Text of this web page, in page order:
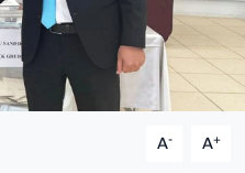
A- A+